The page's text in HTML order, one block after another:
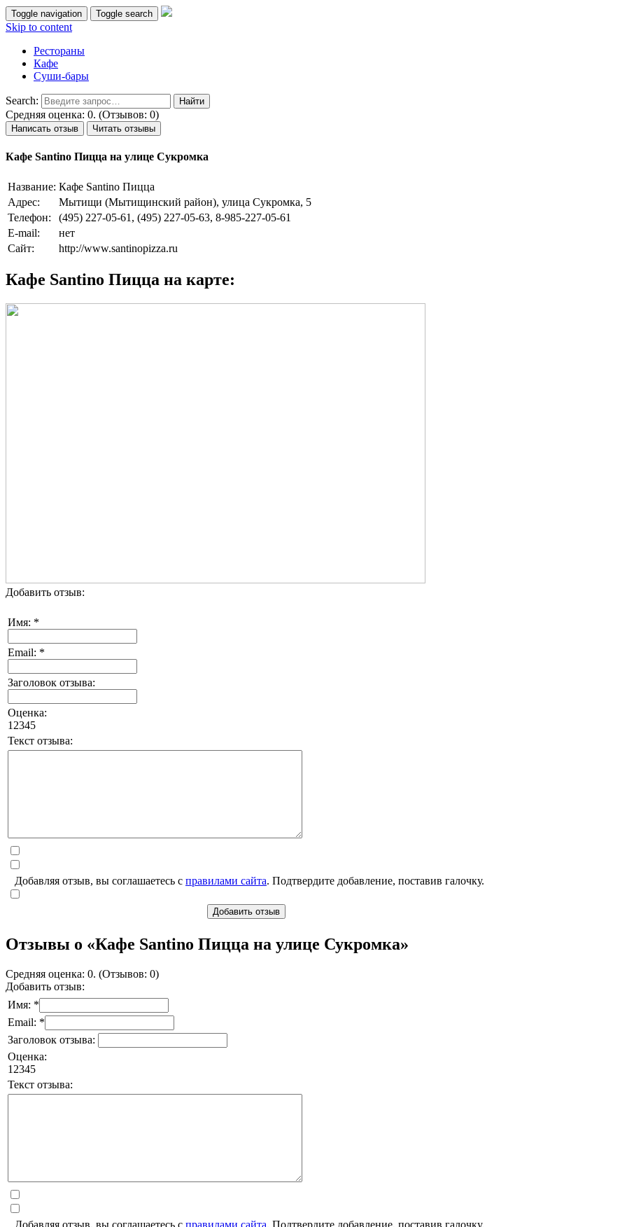
Toggle navigation Toggle search
Skip to content
Рестораны
Кафе
Суши-бары
Search:
Средняя оценка: 0. (Отзывов: 0)
Написать отзыв Читать отзывы
Кафе Santino Пицца на улице Сукромка
Название: Кафе Santino Пицца
Адрес:
Мытищи (Мытищинский район), улица Сукромка, 5
Телефон:
(495) 227-05-61, (495) 227-05-63, 8-985-227-05-61
E-mail:
нет
Сайт:
http://www.santinopizza.ru
Кафе Santino Пицца на карте:
Добавить отзыв:
Имя: *
Email: *
Заголовок отзыва:
Оценка:
1 2345
Текст отзыва:
Добавляя отзыв, вы соглашаетесь с правилами сайта. Подтвердите добавление, поставив галочку.
Добавить отзыв
Отзывы о «Кафе Santino Пицца на улице Сукромка»
Средняя оценка: 0. (Отзывов: 0)
Добавить отзыв:
Имя: *
Email: *
Заголовок отзыва:
Оценка:
1 2345
Текст отзыва: